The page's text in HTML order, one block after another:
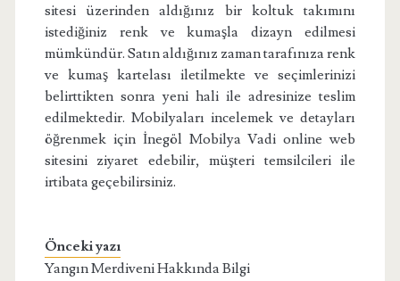
sitesi üzerinden aldığınız bir koltuk takımını
istediğiniz renk ve kumaşla dizayn edilmesi
mümkündür. Satın aldığınız zaman tarafınıza renk
ve kumaş kartelası iletilmekte ve seçimlerinizi
belirttikten sonra yeni hali ile adresinize teslim
edilmektedir. Mobilyaları incelemek ve detayları
öğrenmek için İnegöl Mobilya Vadi online web
sitesini ziyaret edebilir, müşteri temsilcileri ile
irtibata geçebilirsiniz.
Önceki yazı
Yangın Merdiveni Hakkında Bilgi